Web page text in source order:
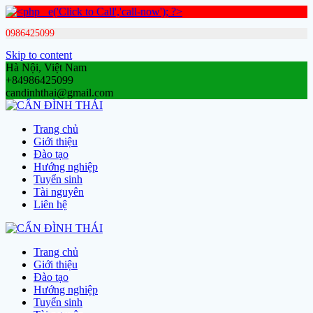
0986425099
Skip to content
Hà Nội, Việt Nam
+84986425099
candinhthai@gmail.com
Trang chủ
Giới thiệu
Đào tạo
Hướng nghiệp
Tuyển sinh
Tài nguyên
Liên hệ
Trang chủ
Giới thiệu
Đào tạo
Hướng nghiệp
Tuyển sinh